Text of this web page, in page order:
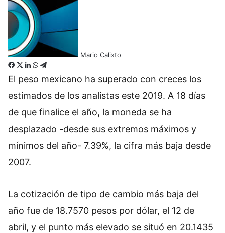
Mario Calixto
F
a
c
e
o
o
X L
k
d
I
W
h
t
s
A
p
e
e
r
a
El peso mexicano ha superado con creces los
estimados de los analistas este 2019. A 18 días
de que finalice el año, la moneda se ha
desplazado -desde sus extremos máximos y
mínimos del año- 7.39%, la cifra más baja desde
2007.
La cotización de tipo de cambio más baja del
año fue de 18.7570 pesos por dólar, el 12 de
abril, y el punto más elevado se situó en 20.1435